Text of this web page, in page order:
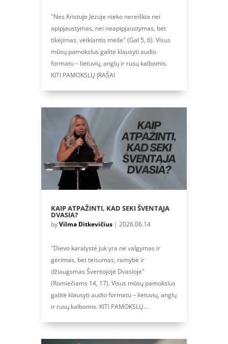
"Nes Kristuje Jėzuje nieko nereiškia nei
apipjaustymas, nei neapipjaustymas, bet
tikėjimas, veikiantis meile" (Gal 5, 6). Visus
mūsų pamokslus galite klausyti audio
formatu – lietuvių, anglų ir rusų kalbomis.
KITI PAMOKSLŲ ĮRAŠAI
KAIP ATPAŽINTI, KAD SEKI ŠVENTĄJA
DVASIA?
byVilma Ditkevičius| 2026.06.14
"Dievo karalystė juk yra ne valgymas ir
gėrimas, bet teisumas, ramybė ir
džiaugsmas Šventojoje Dvasioje"
(Romiečiams 14, 17). Visus mūsų pamokslus
galite klausyti audio formatu – lietuvių, anglų
ir rusų kalbomis. KITI PAMOKSLŲ...